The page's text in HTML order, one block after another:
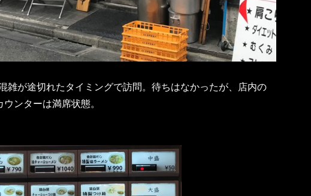
雑が途切れたタイミングで訪問。待ちはなかったが、店内の
ンターは満席状態。